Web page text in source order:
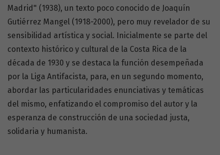
Madrid" (1938), un texto poco conocido de Joaquín
Gutiérrez Mangel (1918-2000), pero muy revelador de su
sensibilidad artística y social. Inicialmente se parte del
contexto histórico y cultural de la Costa Rica de la
década de 1930 y se destaca la función desempeñada
por la Liga Antifacista, para, en un segundo momento,
abordar las particularidades enunciativas y temáticas
del mismo, enfatizando el compromiso del autor y la
esperanza de construcción de una sociedad justa,
solidaria y humanista.